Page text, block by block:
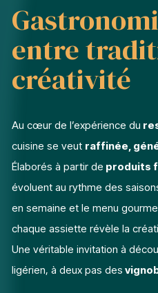
entre
créativité
Au cœur de l’expérience du
cuisine se veut raffinée,
Élaborés à partir de produits
évoluent au rythme des
en semaine et le menu
chaque assiette révèle la
Une véritable invitation à
ligérien, à deux pas des